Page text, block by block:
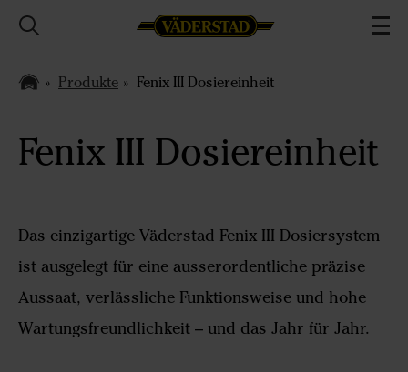
Produkte Fenix III Dosiereinheit
Fenix III Dosiereinheit
Das einzigartige Väderstad Fenix III Dosiersystem
ist ausgelegt für eine ausserordentliche präzise
Aussaat, verlässliche Funktionsweise und hohe
Wartungsfreundlichkeit – und das Jahr für Jahr.